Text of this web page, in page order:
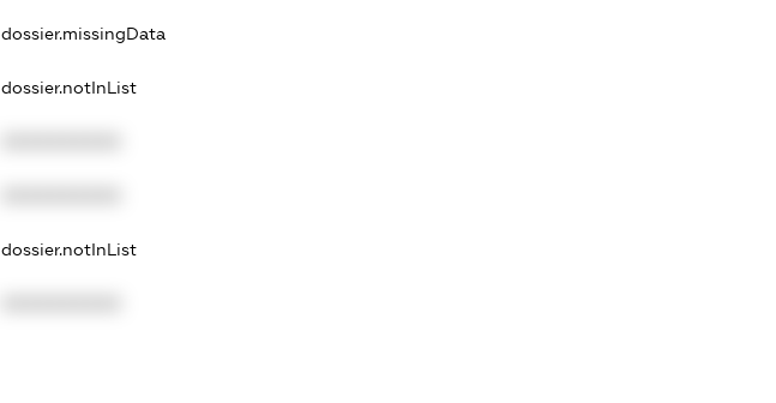
dossier.missingData
dossier.notInList
dossier.notInList